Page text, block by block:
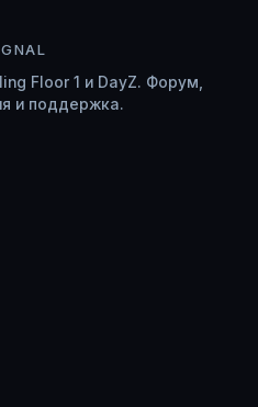
Floor 1 и DayZ. Форум,
и поддержка.